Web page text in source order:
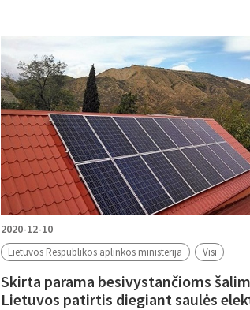
2020-12-10
Lietuvos Respublikos aplinkos ministerija Visi
Skirta parama besivystančioms
Lietuvos patirtis diegiant saulės